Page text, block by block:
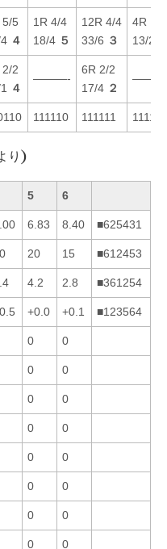
5
４
1R 4/4
18/4 ５
12R 4/4
33/6 ３
4R 1/1
13/2
2/2
４
———-
6R 2/2
17/4 ２
111110 111111 111110
り)
5 6
6.83 8.40 ■625431
20 15 ■612453
4.2 2.8 ■361254
+0.0 +0.1 ■123564
0 0
0 0
0 0
0 0
0 0
0 0
0 0
0 0